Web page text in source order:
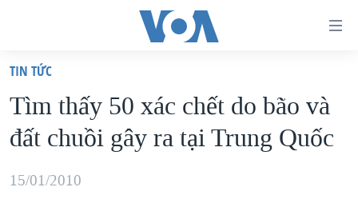
truy
cập
Tới
dung
VIỆT NAM
HOA KỲ
BIỂN ĐÔNG
TIN TỨC
Tìm thấy 50 xác chết do bão và
đất chuồi gây ra tại Trung Quốc
15/01/2010